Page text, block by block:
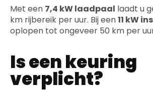
Met een 7,4 kW laadpaal laadt u
km rijbereik per uur. Bij een11 kW
oplopen tot ongeveer 50 km per
Is een keuring
verplicht?